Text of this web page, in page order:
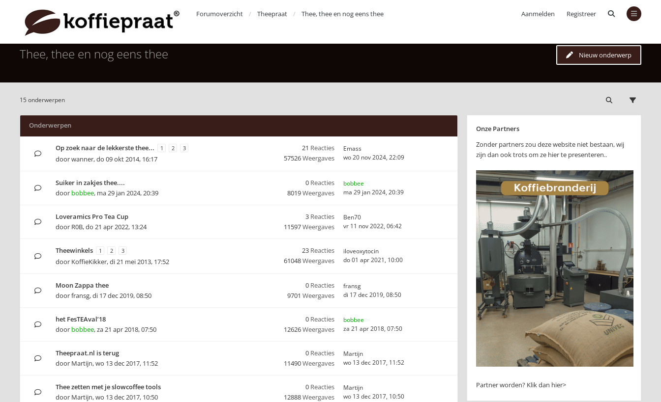
Aanmelden Registreer
Forumoverzicht Theepraat Thee, thee en nog eens thee
Thee, thee en nog eens thee Nieuw onderwerp
15 onderwerpen
Onderwerpen
Op zoek naar de lekkerste thee... 1 2 3
doorwanner,do 09 okt 2014, 16:17
21 Reacties
57526Weergaves
Emass
wo 20 nov 2024, 22:09
Suiker in zakjes thee....
door bobbee, ma 29 jan 2024, 20:39
0 Reacties
8019Weergaves
bobbee
ma 29 jan 2024, 20:39
Loveramics Pro Tea Cup
door R0B,do 21 apr 2022, 13:24
3 Reacties
11597Weergaves
Ben70
vr 11 nov 2022, 06:42
Theewinkels 1 2 3
door KoffieKikker,di 21 mei 2013, 17:52
23 Reacties
61048Weergaves
iloveoxytocin
do 01 apr 2021, 10:00
Moon Zappa thee
doorfransg,di 17 dec 2019, 08:50
0 Reacties
9701 Weergaves
fransg
di 17 dec 2019, 08:50
het FesTEAval’18
door bobbee,za 21 apr 2018, 07:50
0 Reacties
12626Weergaves
bobbee
za 21 apr 2018, 07:50
Theepraat.nl is terug
door Martijn,wo 13 dec 2017, 11:52
0 Reacties
11490Weergaves
Martijn
wo 13 dec 2017, 11:52
Thee zetten met je slowcoffee tools
door Martijn,wo 13 dec 2017, 10:50
0 Reacties
12888Weergaves
Martijn
wo 13 dec 2017, 10:50
Onze Partners
Zonder partners zou deze website niet bestaan, wij
zijn dan ook trots om ze hier te presenteren..
Partner worden? Klik dan hier>